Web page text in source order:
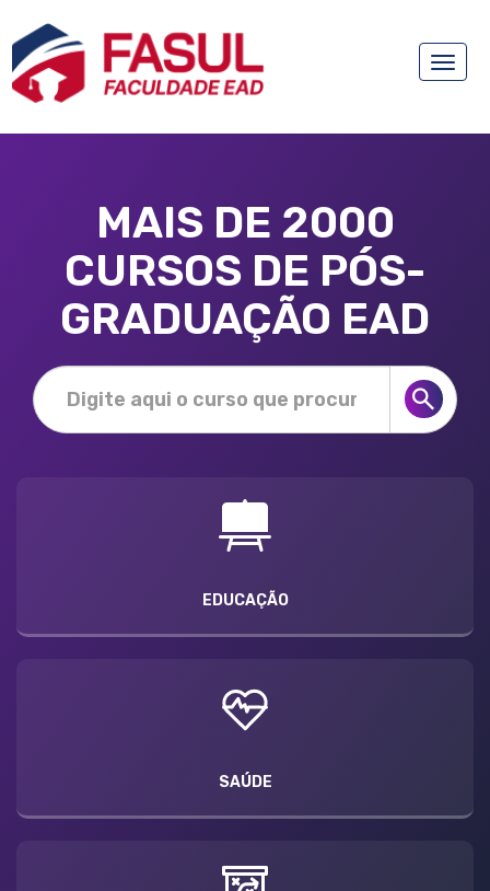
Toggle
MAIS DE 2000
CURSOS DE PÓS-
GRADUAÇÃO EAD
EDUCAÇÃO
SAÚDE